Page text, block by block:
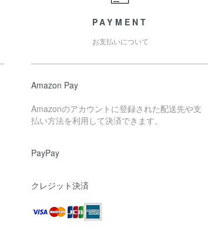
PAYMENT
お支払いについて
Amazon Pay
Amazonのアカウントに登録された配送先や支
払い方法を利用して決済できます。
PayPay
クレジット決済